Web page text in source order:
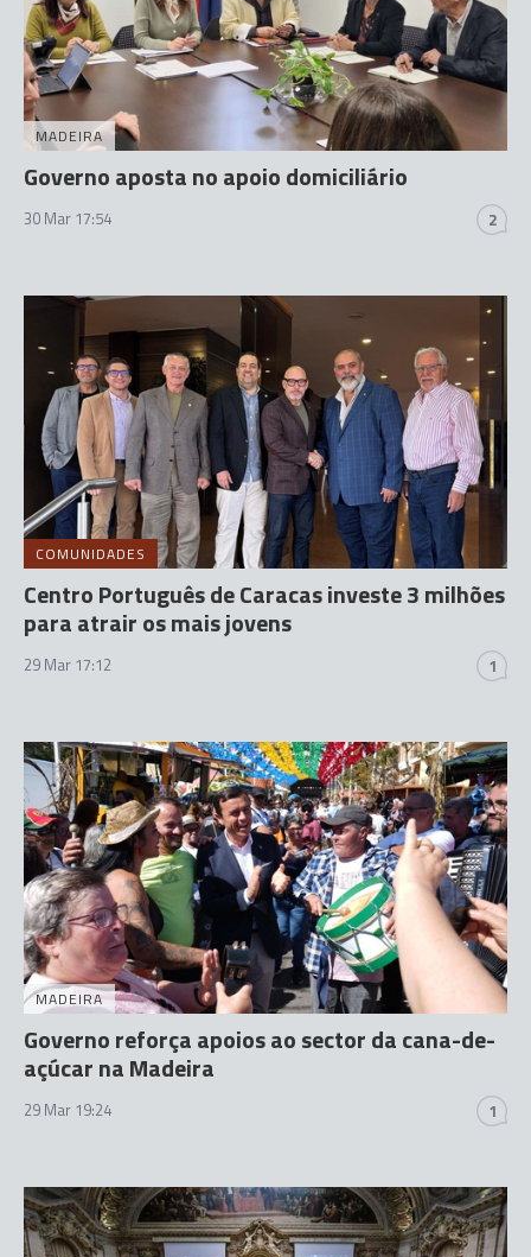
MADEIRA
Governo aposta no apoio domiciliário
30 Mar 17:54 2
COMUNIDADES
Centro Português de Caracas investe 3 milhões
para atrair os mais jovens
29 Mar 17:12 1
MADEIRA
Governo reforça apoios ao sector da cana-de-
açúcar na Madeira
29 Mar 19:24 1